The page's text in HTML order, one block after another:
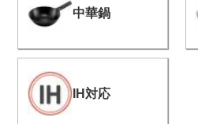
プライバシーポリシー
中華鍋
IH対応